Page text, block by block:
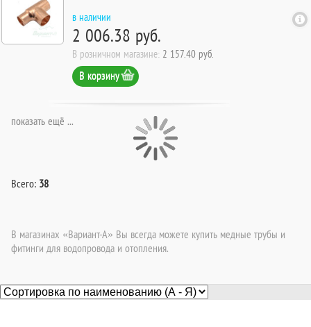
в наличии
2 006.38 руб.
В розничном магазине: 2 157.40 руб.
В корзину
показать ещё ...
Всего: 38
В магазинах «Вариант-А» Вы всегда можете купить медные трубы и
фитинги для водопровода и отопления.